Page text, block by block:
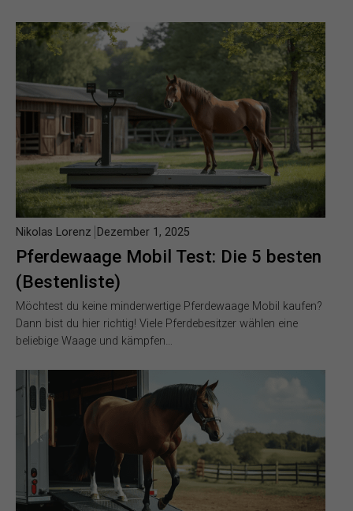
Pferdewaage Mobil Test: Die 5 besten
(Bestenliste)
Nikolas Lorenz Dezember 1, 2025
Möchtest du keine minderwertige Pferdewaage Mobil kaufen?
Dann bist du hier richtig! Viele Pferdebesitzer wählen eine
beliebige Waage und kämpfen…